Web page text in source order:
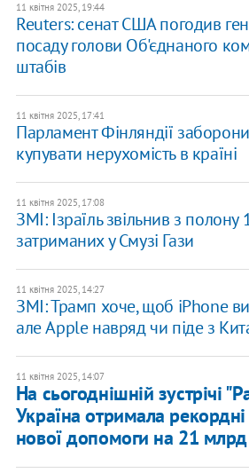
11 квітня 2025, 19:44
Reuters: сенат США погодив
посаду голови Об'єднаного
штабів
11 квітня 2025, 17:41
Парламент Фінляндії
купувати нерухомість в країні
11 квітня 2025, 17:08
ЗМІ: Ізраїль звільнив з полону
затриманих у Смузі Гази
11 квітня 2025, 14:27
ЗМІ: Трамп хоче, щоб iPhone
але Apple навряд чи піде з
11 квітня 2025, 14:07
На сьогоднішній зустрічі
Україна отримала
нової допомоги на 21